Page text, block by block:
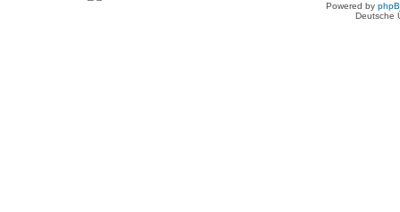
Powered by
Deutsche